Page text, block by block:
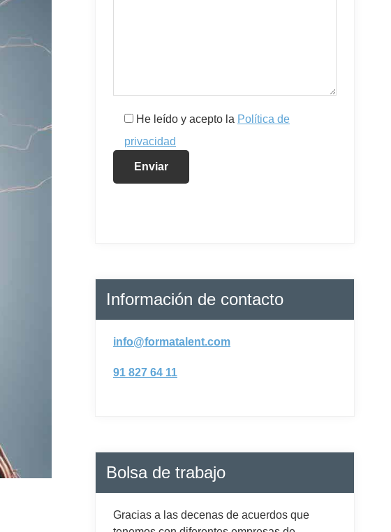
He leído y acepto la Política de
privacidad
Información de contacto
info@formatalent.com
91 827 64 11
Bolsa de trabajo
Gracias a las decenas de acuerdos que